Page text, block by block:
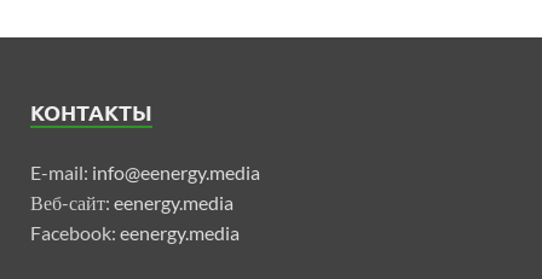
КОНТАКТЫ
E-mail: info@eenergy.media
Веб-сайт: eenergy.media
Facebook: eenergy.media